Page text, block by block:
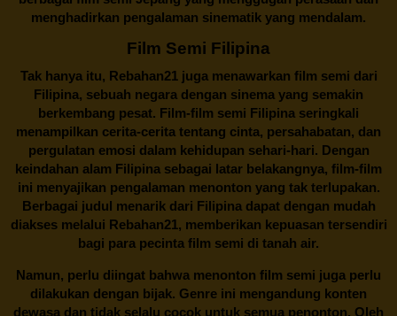
menghadirkan pengalaman sinematik yang mendalam.
Film Semi Filipina
Tak hanya itu, Rebahan21juga menawarkan film semi dari
Filipina, sebuah negara dengan sinema yang semakin
berkembang pesat. Film-film semi Filipina seringkali
menampilkan cerita-cerita tentang cinta, persahabatan, dan
pergulatan emosi dalam kehidupan sehari-hari. Dengan
keindahan alam Filipina sebagai latar belakangnya, film-film
ini menyajikan pengalaman menonton yang tak terlupakan.
Berbagai judul menarik dari Filipina dapat dengan mudah
diakses melalui Rebahan21, memberikan kepuasan tersendiri
bagi para pecinta film semi di tanah air.
Namun, perlu diingat bahwa menonton film semi juga perlu
dilakukan dengan bijak. Genre ini mengandung konten
dewasa dan tidak selalu cocok untuk semua penonton. Oleh